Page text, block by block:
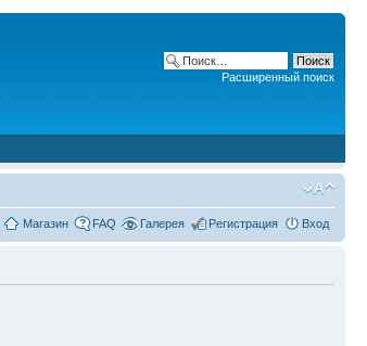
Расширенный поиск
Магазин FAQ Галерея Регистрация Вход